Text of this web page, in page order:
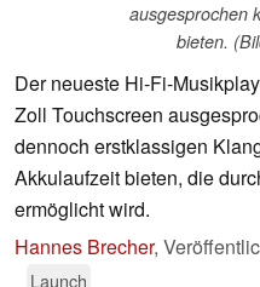
ausgesprochen
bieten.
Der neueste Hi-Fi-
Zoll Touchscreen
dennoch erstklassigen
Akkulaufzeit bieten, die
ermöglicht wird.
Hannes Brecher,
Launch